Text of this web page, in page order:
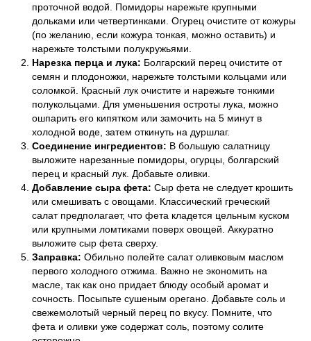
проточной водой. Помидоры нарежьте крупными
дольками или четвертинками. Огурец очистите от кожуры
(по желанию, если кожура тонкая, можно оставить) и
нарежьте толстыми полукружьями.
Нарезка перца и лука: Болгарский перец очистите от
семян и плодоножки, нарежьте толстыми кольцами или
соломкой. Красный лук очистите и нарежьте тонкими
полукольцами. Для уменьшения остроты лука, можно
ошпарить его кипятком или замочить на 5 минут в
холодной воде, затем откинуть на дуршлаг.
Соединение ингредиентов: В большую салатницу
выложите нарезанные помидоры, огурцы, болгарский
перец и красный лук. Добавьте оливки.
Добавление сыра фета: Сыр фета не следует крошить
или смешивать с овощами. Классический греческий
салат предполагает, что фета кладется цельным куском
или крупными ломтиками поверх овощей. Аккуратно
выложите сыр фета сверху.
Заправка: Обильно полейте салат оливковым маслом
первого холодного отжима. Важно не экономить на
масле, так как оно придает блюду особый аромат и
сочность. Посыпьте сушеным орегано. Добавьте соль и
свежемолотый черный перец по вкусу. Помните, что
фета и оливки уже содержат соль, поэтому солите